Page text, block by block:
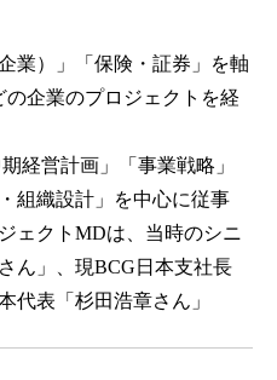
業）」「保険・証券」を軸
の企業のプロジェクトを経
経営計画」「事業戦略」
組織設計」を中心に従事
ェクトMDは、当時のシニ
ん」、現BCG日本支社長
代表「杉田浩章さん」